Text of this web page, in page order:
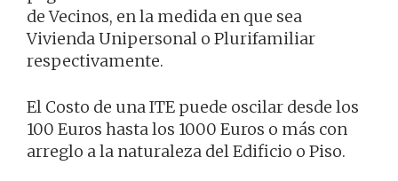
de Vecinos, en la medida en que sea
Vivienda Unipersonal o Plurifamiliar
respectivamente.
El Costo de una ITE puede oscilar desde los
100 Euros hasta los 1000 Euros o más con
arreglo a la naturaleza del Edificio o Piso.